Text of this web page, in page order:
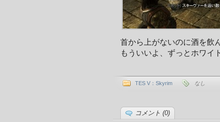
首から上がないのに酒を飲
もういいよ、ずっとホワイ
TES V：Skyrim なし
コメント (0)